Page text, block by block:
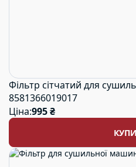
Фільтр сітчатий для
8581366019017
Ціна:995 ₴